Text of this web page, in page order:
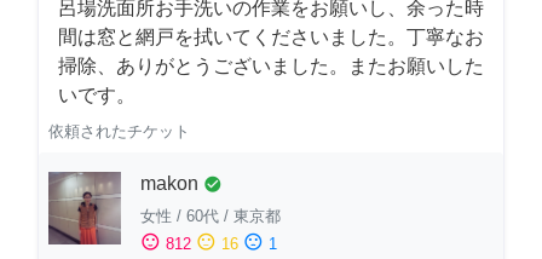
呂場洗面所お手洗いの作業をお願いし、余った時
間は窓と網戸を拭いてくださいました。丁寧なお
掃除、ありがとうございました。またお願いした
いです。
依頼されたチケット
makon check_circle
女性 / 60代 / 東京都
sentiment_satisfied 812 sentiment_neutral 16 sentiment_dissatisfied 1